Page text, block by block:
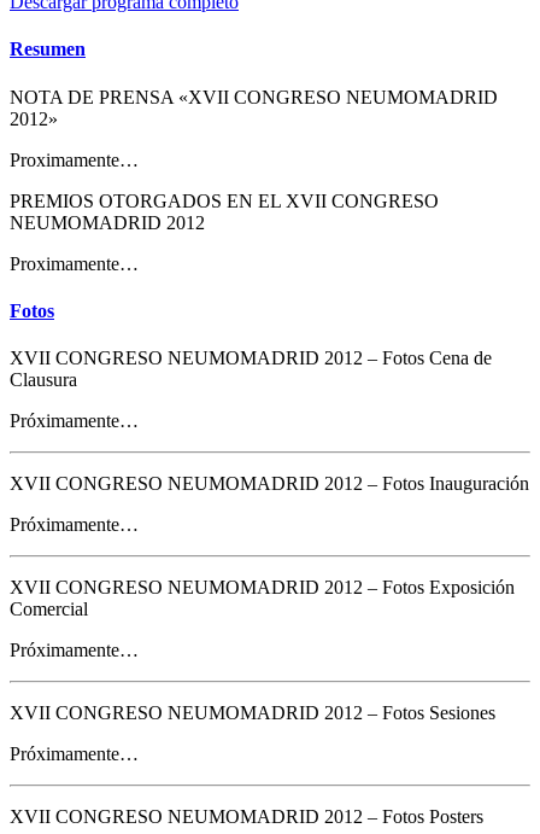
Resumen
NOTA DE PRENSA «XVII CONGRESO NEUMOMADRID
2012»
Proximamente…
PREMIOS OTORGADOS EN EL XVII CONGRESO
NEUMOMADRID 2012
Proximamente…
Fotos
XVII CONGRESO NEUMOMADRID 2012 – Fotos Cena de
Clausura
Próximamente…
XVII CONGRESO NEUMOMADRID 2012 – Fotos Inauguración
Próximamente…
XVII CONGRESO NEUMOMADRID 2012 – Fotos Exposición
Comercial
Próximamente…
XVII CONGRESO NEUMOMADRID 2012 – Fotos Sesiones
Próximamente…
XVII CONGRESO NEUMOMADRID 2012 – Fotos Posters